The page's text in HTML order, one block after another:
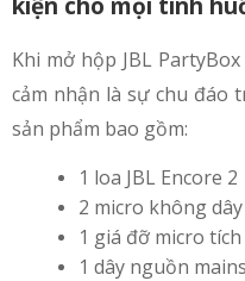
Khi mở hộp JBL
cảm nhận là sự chu đáo
sản phẩm bao gồm:
1 loa JBL Encore 2
2 micro không
1 giá đỡ micro
1 dây nguồn mains